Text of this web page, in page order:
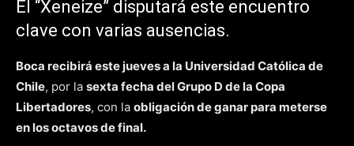
El “Xeneize” disputará este encuentro
clave con varias ausencias.
Boca recibirá este jueves a la Universidad Católica de
Chile, por la sexta fecha del Grupo D de la Copa
Libertadores, con la obligación de ganar para meterse
en los octavos de final.